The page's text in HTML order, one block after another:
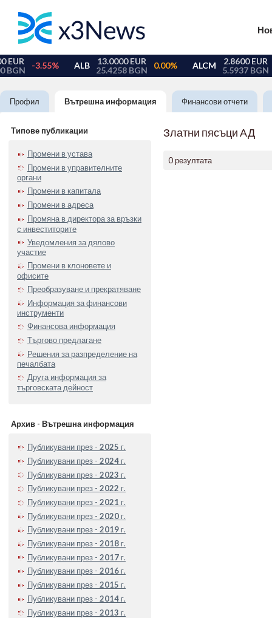
Профил Вътрешна информация Финансови отчети
Типове публикации
Промени в устава
Промени в управителните
органи
Промени в капитала
Промени в адреса
Промяна в директора за връзки
с инвеститорите
Уведомления за дялово
участие
Промени в клоновете и
офисите
Преобразуване и прекратяване
Информация за финансови
инструменти
Финансова информация
Търгово предлагане
Решения за разпределение на
печалбата
Друга информация за
търговската дейност
Архив - Вътрешна информация
Публикувани през - 2025 г.
Публикувани през - 2024 г.
Публикувани през - 2023 г.
Публикувани през - 2022 г.
Публикувани през - 2021 г.
Публикувани през - 2020 г.
Публикувани през - 2019 г.
Публикувани през - 2018 г.
Публикувани през - 2017 г.
Публикувани през - 2016 г.
Публикувани през - 2015 г.
Публикувани през - 2014 г.
Публикувани през - 2013 г.
Златни пясъци АД
0 резултата